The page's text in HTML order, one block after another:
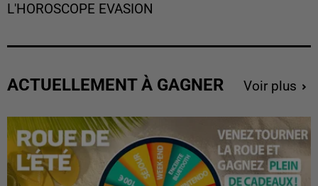
L'HOROSCOPE EVASION
ACTUELLEMENT À GAGNER Voir plus